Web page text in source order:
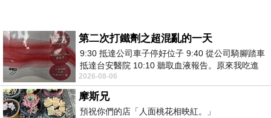
第二次打鐵劑之超混亂的一天
9:30 抵達公司車子停好位子 9:40 從公司騎腳踏車
抵達台安醫院 10:10 聽取血液報告。原來我吃進
去的 B12 彌可保並非沒有吸收而是超
2026-08-06
摩斯兄
預祝你們的店「人面桃花相映紅。」